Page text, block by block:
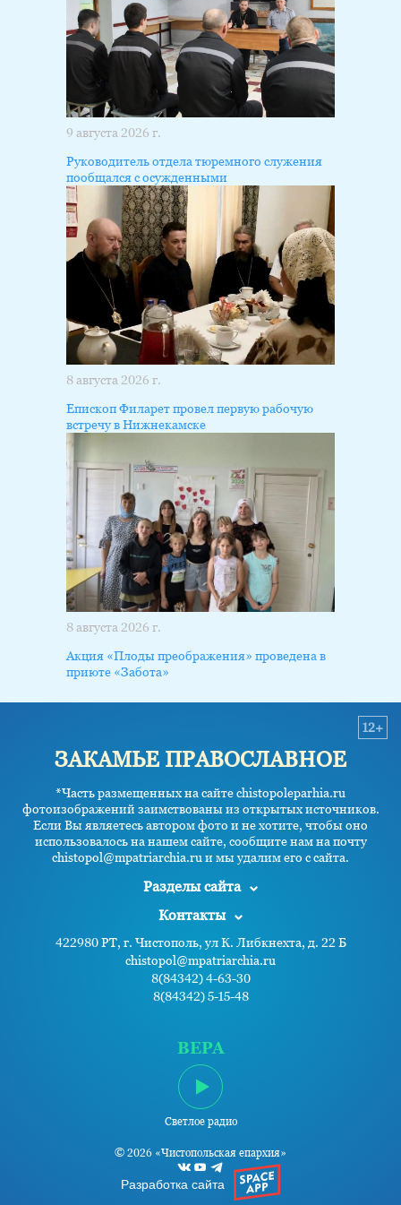
9 августа 2026 г.
Руководитель отдела тюремного служения
пообщался с осужденными
8 августа 2026 г.
Епископ Филарет провел первую рабочую
встречу в Нижнекамске
8 августа 2026 г.
Акция «Плоды преображения» проведена в
приюте «Забота»
ЗАКАМЬЕ ПРАВОСЛАВНОЕ
*Часть размещенных на сайте chistopoleparhia.ru
фотоизображений заимствованы из открытых источников.
Если Вы являетесь автором фото и не хотите, чтобы оно
использовалось на нашем сайте, сообщите нам на почту
chistopol@mpatriarchia.ru и мы удалим его с сайта.
12+
Разделы сайта
Контакты
422980 РТ, г. Чистополь, ул К. Либкнехта, д. 22 Б
chistopol@mpatriarchia.ru
8(84342) 4-63-30
8(84342) 5-15-48
ВЕРА
Светлое радио
© 2026 «Чистопольская епархия»
Разработка сайта